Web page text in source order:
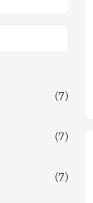
(7)
(7)
(7)